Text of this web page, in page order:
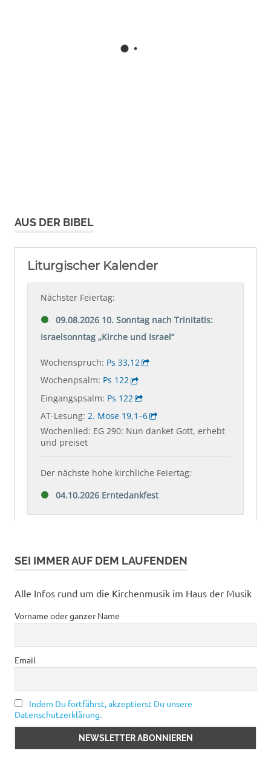
AUS DER BIBEL
SEI IMMER AUF DEM LAUFENDEN
Alle Infos rund um die Kirchenmusik im Haus der Musik
Vorname oder ganzer Name
Email
Indem Du fortfährst, akzeptierst Du unsere
Datenschutzerklärung.